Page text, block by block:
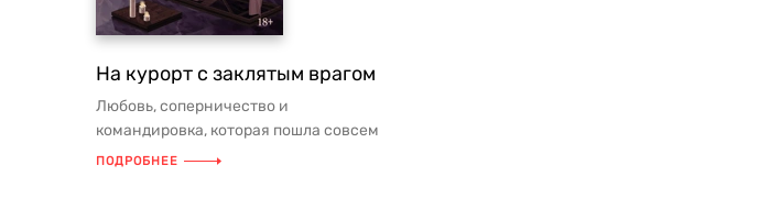
На курорт с заклятым врагом
Любовь, соперничество и
командировка, которая пошла совсем
не по плану в ярком летнем ромкоме
ПОДРОБНЕЕ